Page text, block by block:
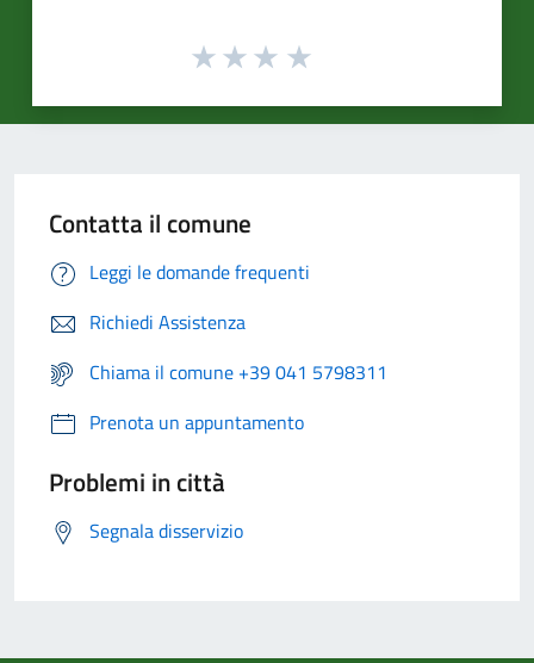
Contatta il comune
Leggi le domande frequenti
Richiedi Assistenza
Chiama il comune +39 041 5798311
Prenota un appuntamento
Problemi in città
Segnala disservizio